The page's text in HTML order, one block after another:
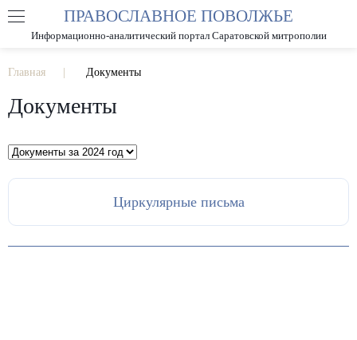
РАЗМЕР ШРИФТА А А
ПРАВОСЛАВНОЕ ПОВОЛЖЬЕ
Информационно-аналитический портал Саратовской митрополии
Главная Документы
Документы
Циркулярные письма